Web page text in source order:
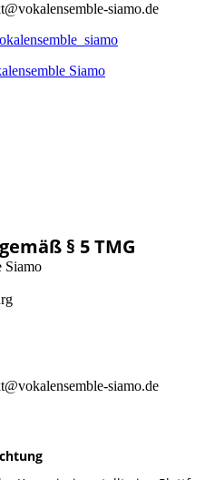
siamo.de
Siamo
§ 5 TMG
Siamo
siamo.de